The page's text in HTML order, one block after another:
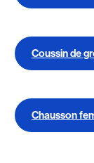
Coussin de
Chausson